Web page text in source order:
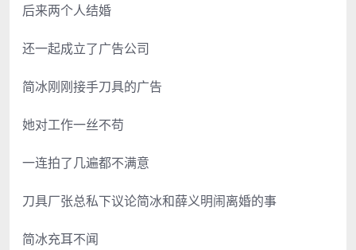
后来两个人结婚
还一起成立了广告公司
简冰刚刚接手刀具的广告
她对工作一丝不苟
一连拍了几遍都不满意
刀具厂张总私下议论简冰和薛义明闹离婚的事
简冰充耳不闻